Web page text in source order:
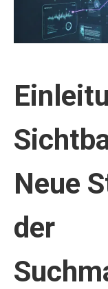
Neue
der